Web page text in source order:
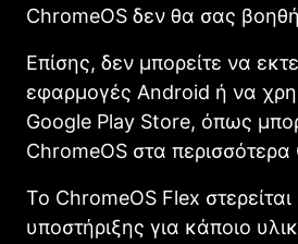
ChromeOS δεν θα σας
Επίσης, δεν μπορείτε να
εφαρμογές Android ή να
Google Play Store, όπως
ChromeOS στα
Το ChromeOS Flex στερείται
υποστήριξης για κάποιο